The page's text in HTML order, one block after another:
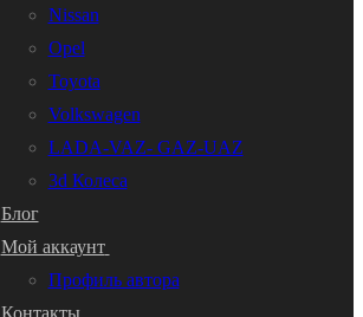
Nissan
Opel
Toyota
Volkswagen
LADA-VAZ- GAZ-UAZ
3d Колеса
Блог
Мой аккаунт
Профиль автора
Контакты